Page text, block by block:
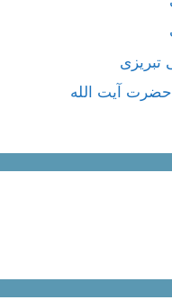
تبریزی
آیت الله